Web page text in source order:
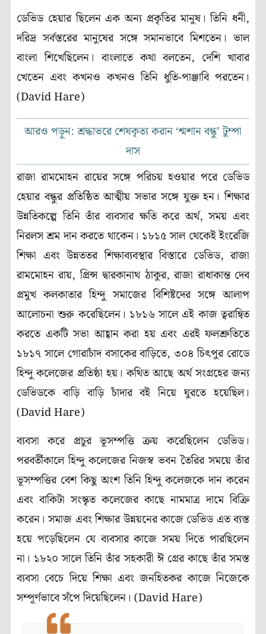
ডেভিড হেয়ার ছিলেন এক অন্য প্রকৃতির মানুষ। তিনি ধনী,
দরিদ্র সর্বস্তরের মানুষের সঙ্গে সমানভাবে মিশতেন। ভাল
বাংলা শিখেছিলেন। বাংলাতে কথা বলতেন, দেশি খাবার
খেতেন এবং কখনও কখনও তিনি ধুতি-পাঞ্জাবি পরতেন।
(David Hare)
আরও পড়ুন: শ্রদ্ধাভরে শেষকৃত্য করান ‘শ্মশান বন্ধু’ টুম্পা
দাস
রাজা রামমোহন রায়ের সঙ্গে পরিচয় হওয়ার পরে ডেভিড
হেয়ার বন্ধুর প্রতিষ্ঠিত আত্মীয় সভার সঙ্গে যুক্ত হন। শিক্ষার
উন্নতিকল্পে তিনি তাঁর ব্যবসার ক্ষতি করে অর্থ, সময় এবং
নিরলস শ্রম দান করতে থাকেন। ১৮১৫ সাল থেকেই ইংরেজি
শিক্ষা এবং উন্নততর শিক্ষাব্যবস্থার বিস্তারে ডেভিড, রাজা
রামমোহন রায়, প্রিন্স দ্বারকানাথ ঠাকুর, রাজা রাধাকান্ত দেব
প্রমুখ কলকাতার হিন্দু সমাজের বিশিষ্টদের সঙ্গে আলাপ
আলোচনা শুরু করেছিলেন। ১৮১৬ সালে এই কাজ ত্বরান্বিত
করতে একটি সভা আহ্বান করা হয় এবং এরই ফলশ্রুতিতে
১৮১৭ সালে গোরাচাঁদ বসাকের বাড়িতে, ৩০৪ চিৎপুর রোডে
হিন্দু কলেজের প্রতিষ্ঠা হয়। কথিত আছে অর্থ সংগ্রহের জন্য
ডেভিডকে বাড়ি বাড়ি চাঁদার বই নিয়ে ঘুরতে হয়েছিল।
(David Hare)
ব্যবসা করে প্রচুর ভূসম্পত্তি ক্রয় করেছিলেন ডেভিড।
পরবর্তীকালে হিন্দু কলেজের নিজস্ব ভবন তৈরির সময়ে তাঁর
ভূসম্পত্তির বেশ কিছু অংশ তিনি হিন্দু কলেজকে দান করেন
এবং বাকিটা সংস্কৃত কলেজের কাছে নামমাত্র দামে বিক্রি
করেন। সমাজ এবং শিক্ষার উন্নয়নের কাজে ডেভিড এত ব্যস্ত
হয়ে পড়েছিলেন যে ব্যবসার কাজে সময় দিতে পারছিলেন
না। ১৮২০ সালে তিনি তাঁর সহকারী ঈ গ্রের কাছে তাঁর সমস্ত
ব্যবসা বেচে দিয়ে শিক্ষা এবং জনহিতকর কাজে নিজেকে
সম্পূর্ণভাবে সঁপে দিয়েছিলেন। (David Hare)